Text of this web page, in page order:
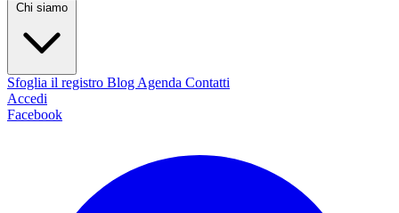
Chi siamo
Sfoglia il registro Blog Agenda Contatti
Accedi
Facebook